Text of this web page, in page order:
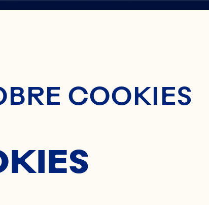
COOKIES